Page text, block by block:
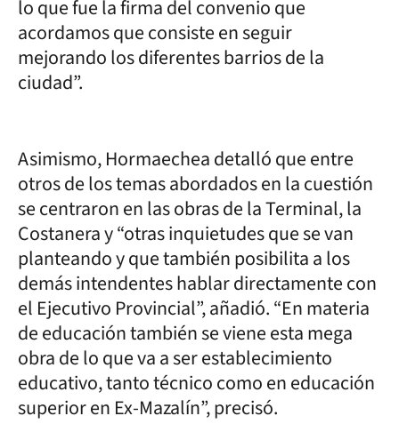
lo que fue la firma del convenio que
acordamos que consiste en seguir
mejorando los diferentes barrios de la
ciudad”.
Asimismo, Hormaechea detalló que entre
otros de los temas abordados en la cuestión
se centraron en las obras de la Terminal, la
Costanera y “otras inquietudes que se van
planteando y que también posibilita a los
demás intendentes hablar directamente con
el Ejecutivo Provincial”, añadió. “En materia
de educación también se viene esta mega
obra de lo que va a ser establecimiento
educativo, tanto técnico como en educación
superior en Ex-Mazalín”, precisó.